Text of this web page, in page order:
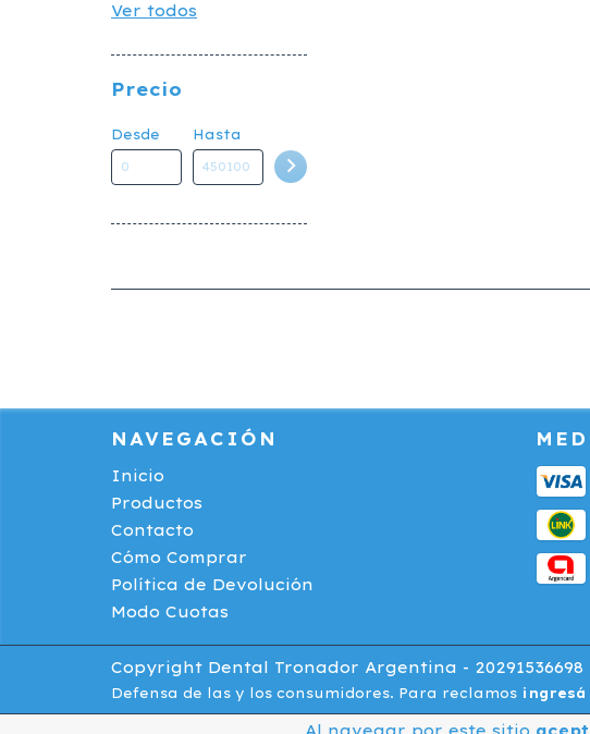
Ver todos
Precio
Desde Hasta
NAVEGACIÓN
Inicio
Productos
Contacto
Cómo Comprar
Política de Devolución
Modo Cuotas
Copyright Dental Tronador Argentina - 20291536698
Defensa de las y los consumidores. Para reclamos ingresá